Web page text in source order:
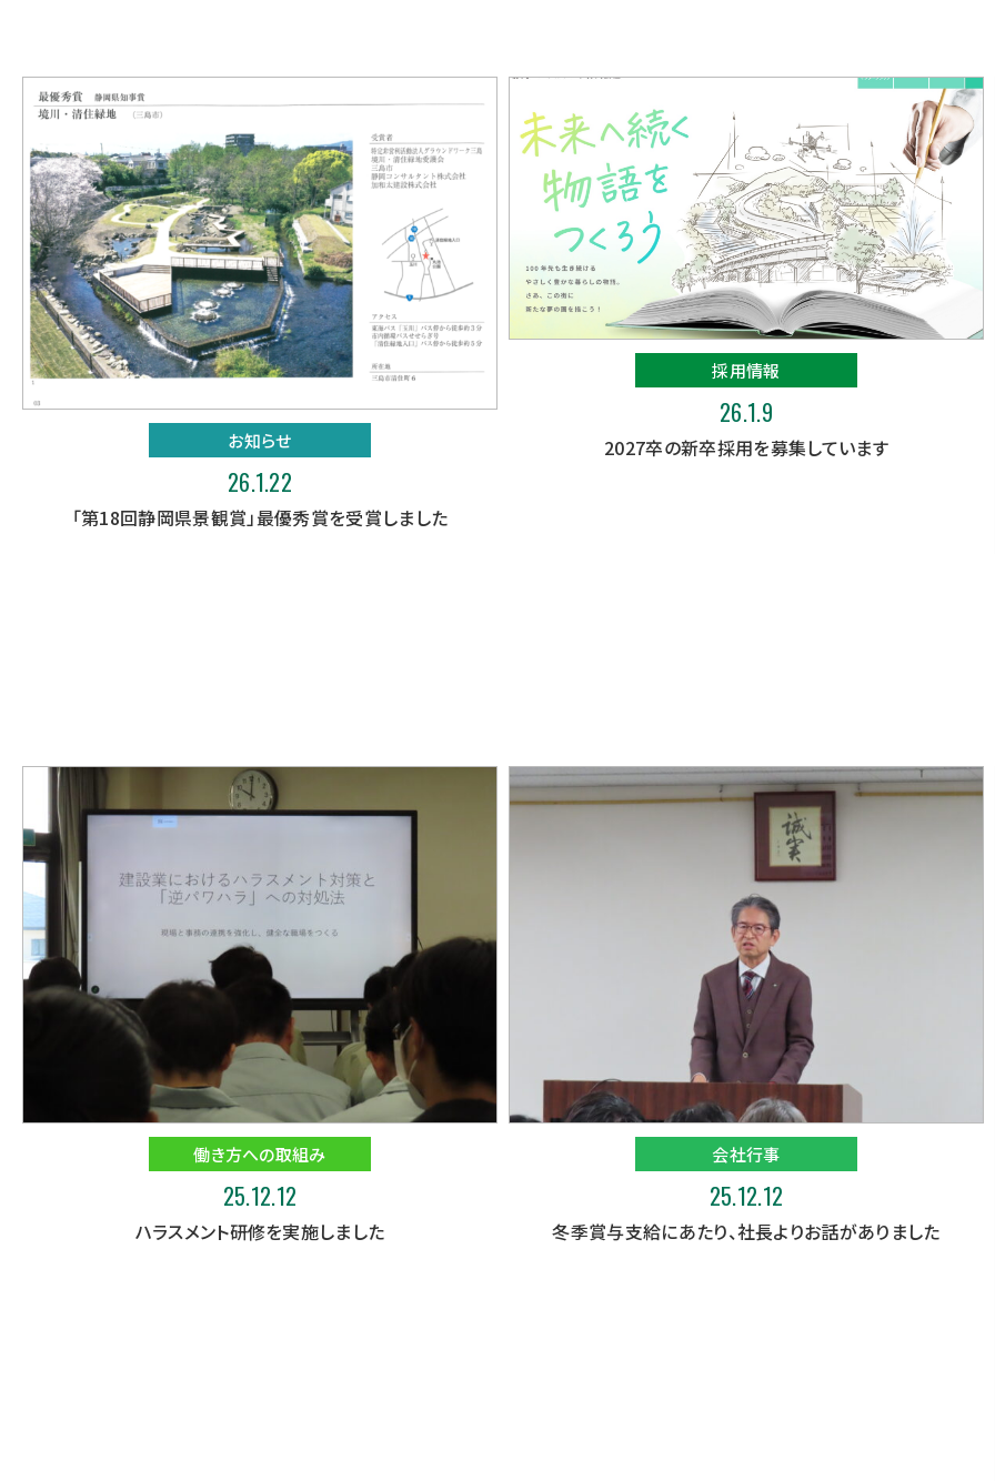
お知らせ
26.1.22
「第18回静岡県景観賞」最優秀賞を受賞しました
採用情報
26.1.9
2027卒の新卒採用を募集しています
働き方への取組み
25.12.12
ハラスメント研修を実施しました
会社行事
25.12.12
冬季賞与支給にあたり、社長よりお話がありました